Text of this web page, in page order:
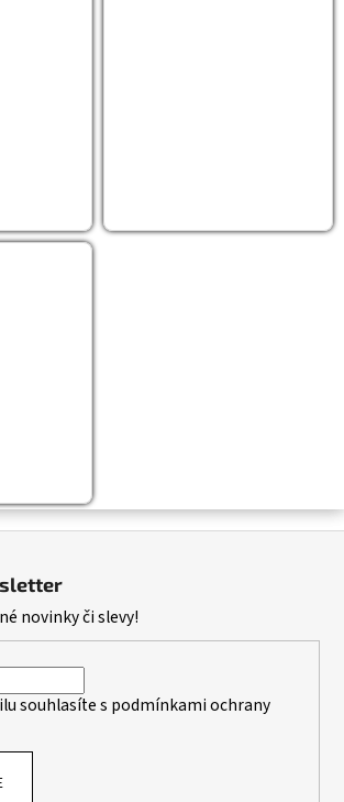
novinky či slevy!
souhlasíte s podmínkami ochrany